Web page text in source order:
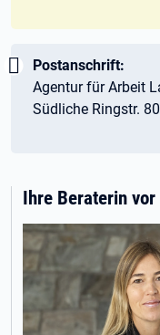
Wichtig:
Postanschrift:
Agentur für Arbeit
Südliche Ringstr.
Ihre Beraterin